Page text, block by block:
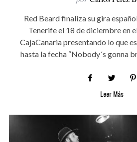
Red Beard finaliza su gira
Tenerife el 18 de diciembre en
CajaCanaria presentando lo que
hasta la fecha “Nobody´s gonna
Leer Más